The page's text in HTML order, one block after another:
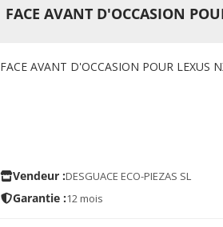
FACE AVANT D'OCCASION
FACE AVANT D'OCCASION POUR LEXUS
Vendeur :DESGUACE ECO-PIEZAS SL
Garantie :12 mois